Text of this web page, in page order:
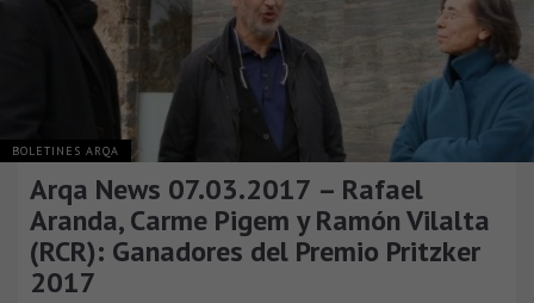
BOLETINES ARQA
Arqa News 07.03.2017 – Rafael
Aranda, Carme Pigem y Ramón Vilalta
(RCR): Ganadores del Premio Pritzker
2017